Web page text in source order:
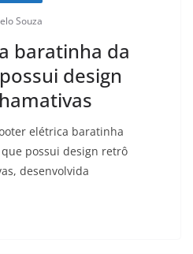
Souza
baratinha da
design
elétrica baratinha
possui design retrô
desenvolvida